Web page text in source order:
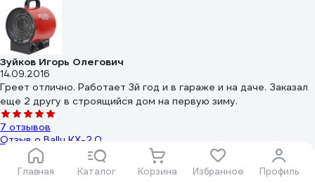
Главная Каталог Корзина Избранное Профиль
Зуйков Игорь Олегович
14.09.2016
Греет отлично. Работает 3й год и в гараже и на даче. Заказал
еще 2 другу в строящийся дом на первую зиму.
7 отзывов
Отзыв о Ballu KX-2.0